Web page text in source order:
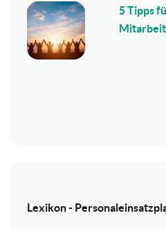
5 Tipps
Lexikon -